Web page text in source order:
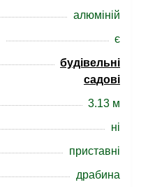
алюміній
є
будівельні
садові
3.13 м
ні
приставні
драбина